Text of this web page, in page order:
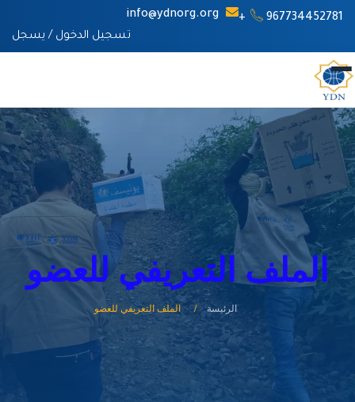
967734452781+
info@ydnorg.org
تسجيل الدخول / يسجل
الملف التعريفي للعضو
الرئيسة الملف التعريفي للعضو